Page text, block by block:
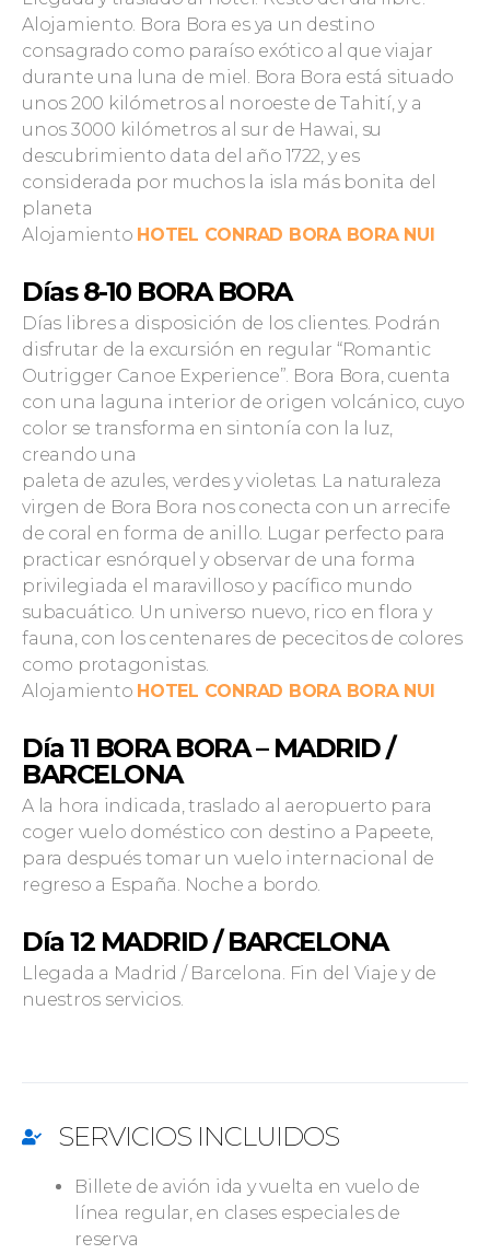
Alojamiento. Bora Bora es ya un destino
consagrado como paraíso exótico al que viajar
durante una luna de miel. Bora Bora está situado
unos 200 kilómetros al noroeste de Tahití, y a
unos 3000 kilómetros al sur de Hawai, su
descubrimiento data del año 1722, y es
considerada por muchos la isla más bonita del
planeta
Alojamiento HOTEL CONRAD BORA BORA NUI
Días 8-10 BORA BORA
Días libres a disposición de los clientes. Podrán
disfrutar de la excursión en regular “Romantic
Outrigger Canoe Experience”. Bora Bora, cuenta
con una laguna interior de origen volcánico, cuyo
color se transforma en sintonía con la luz,
creando una
paleta de azules, verdes y violetas. La naturaleza
virgen de Bora Bora nos conecta con un arrecife
de coral en forma de anillo. Lugar perfecto para
practicar esnórquel y observar de una forma
privilegiada el maravilloso y pacífico mundo
subacuático. Un universo nuevo, rico en flora y
fauna, con los centenares de pececitos de colores
como protagonistas.
Alojamiento HOTEL CONRAD BORA BORA NUI
Día 11 BORA BORA – MADRID /
BARCELONA
A la hora indicada, traslado al aeropuerto para
coger vuelo doméstico con destino a Papeete,
para después tomar un vuelo internacional de
regreso a España. Noche a bordo.
Día 12 MADRID / BARCELONA
Llegada a Madrid / Barcelona. Fin del Viaje y de
nuestros servicios.
SERVICIOS INCLUIDOS
Billete de avión ida y vuelta en vuelo de
línea regular, en clases especiales de
reserva